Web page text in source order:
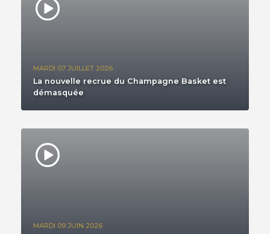
MARDI 07 JUILLET 2026
La nouvelle recrue du Champagne Basket est
démasquée
MARDI 09 JUIN 2026